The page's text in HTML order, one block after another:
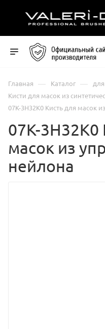
Главная — Каталог —
Кисти для масок из
07К-3Н32К0 Кисть для масок
07К-3Н32К0
масок из
нейлона